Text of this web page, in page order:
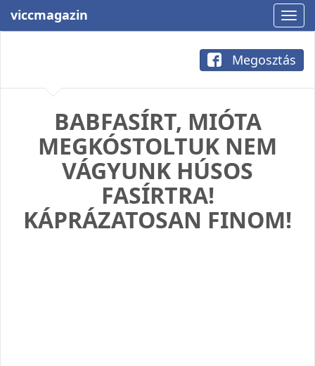
viccmagazin
Megosztás
BABFASÍRT, MIÓTA
MEGKÓSTOLTUK NEM
VÁGYUNK HÚSOS
FASÍRTRA!
KÁPRÁZATOSAN FINOM!